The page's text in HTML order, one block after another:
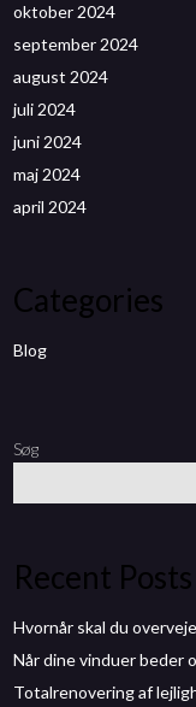
oktober 2024
september 2024
august 2024
juli 2024
juni 2024
maj 2024
april 2024
Categories
Blog
Søg
Recent Posts
Hvornår skal du
Når dine vinduer beder
Totalrenovering af